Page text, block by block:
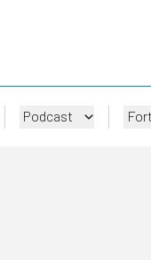
Podcast